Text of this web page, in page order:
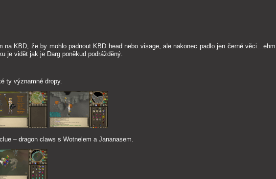
na KBD, že by mohlo padnout KBD head nebo visage, ale nakonec padlo jen černé věci…ehm
je vidět jak je Darg poněkud podrážděný.
ty významné dropy.
– dragon claws s Wotnelem a Jananasem.